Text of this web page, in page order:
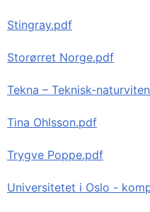
Stingray.pdf
Storørret Norge.pdf
Tekna – Teknisk-
Tina Ohlsson.pdf
Trygve Poppe.pdf
Universitetet i Oslo -